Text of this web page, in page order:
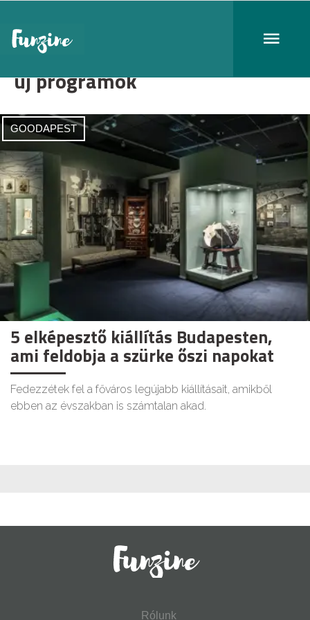
új programok
GOODAPEST
5 elképesztő kiállítás Budapesten,
ami feldobja a szürke őszi napokat
Fedezzétek fel a főváros legújabb kiállításait, amikből
ebben az évszakban is számtalan akad.
Rólunk